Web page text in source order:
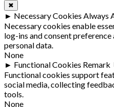
✖
► Necessary Cookies Always
Necessary cookies enable
log-ins and consent
personal data.
None
► Functional Cookies Remark
Functional cookies support
social media, collecting
tools.
None